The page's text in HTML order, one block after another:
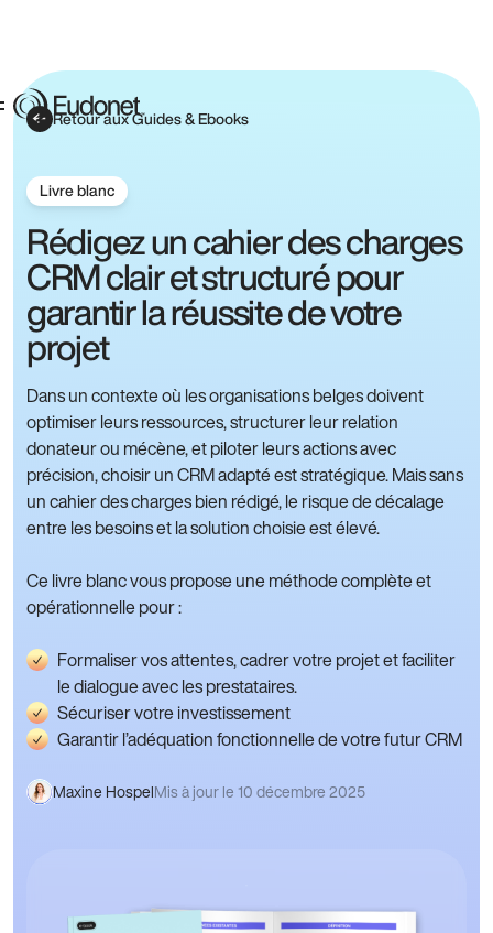
Retour aux Guides & Ebooks
Livre blanc
Rédigez un cahier des charges
CRM clair et structuré pour
garantir la réussite de votre
projet
Dans un contexte où les organisations belges doivent
optimiser leurs ressources, structurer leur relation
donateur ou mécène, et piloter leurs actions avec
précision, choisir un CRM adapté est stratégique. Mais sans
un cahier des charges bien rédigé, le risque de décalage
entre les besoins et la solution choisie est élevé.
Ce livre blanc vous propose une méthode complète et
opérationnelle pour :
Formaliser vos attentes, cadrer votre projet et faciliter
le dialogue avec les prestataires.
Sécuriser votre investissement
Garantir l’adéquation fonctionnelle de votre futur CRM
Maxine HospelMis à jour le 10 décembre 2025